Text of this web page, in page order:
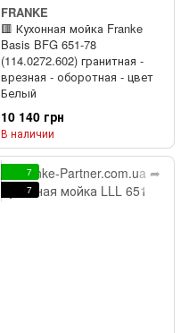
FRANKE
🟥 Кухонная мойка Franke
Basis BFG 651-78
(114.0272.602) гранитная -
врезная - оборотная - цвет
Белый
10 140 грн
В наличии
7
7